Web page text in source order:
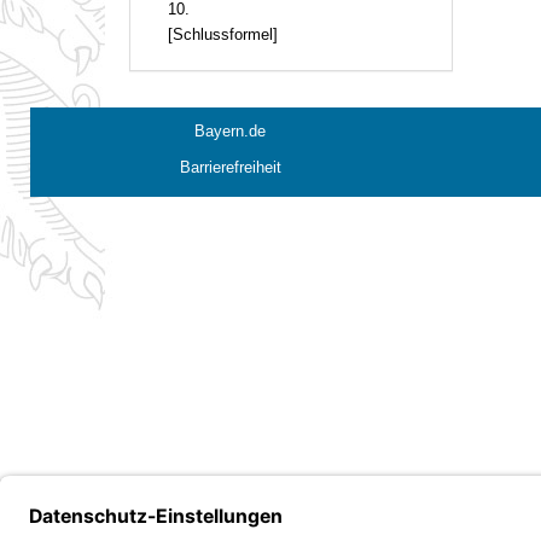
10.
[Schlussformel]
Bayern.de
Barrierefreiheit